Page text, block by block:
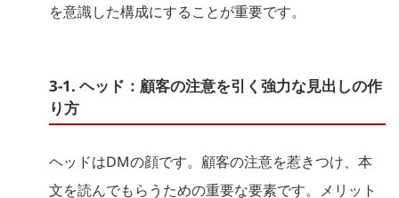
を意識した構成にすることが重要です。
3-1. ヘッド：顧客の注意を引く強力な見出しの作
り方
ヘッドはDMの顔です。顧客の注意を惹きつけ、本
文を読んでもらうための重要な要素です。メリット